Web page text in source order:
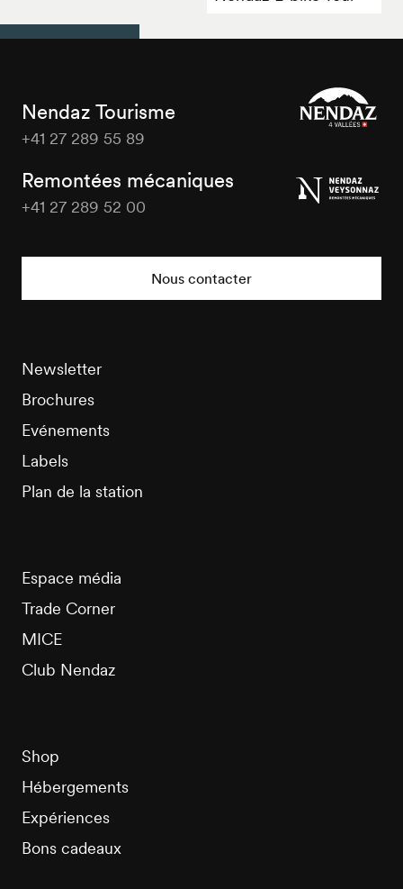
Nendaz Tourisme
+41 27 289 55 89
Remontées mécaniques
+41 27 289 52 00
Nous contacter
Newsletter
Brochures
Evénements
Labels
Plan de la station
Espace média
Trade Corner
MICE
Club Nendaz
Shop
Hébergements
Expériences
Bons cadeaux